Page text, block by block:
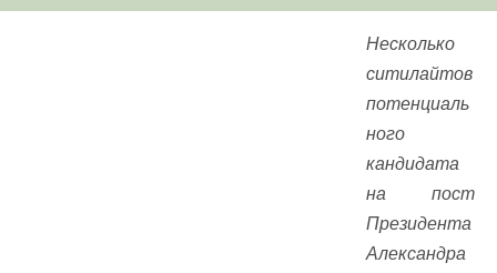
Несколько
ситилайтов
потенциаль
ного
кандидата
на пост
Президента
Александра